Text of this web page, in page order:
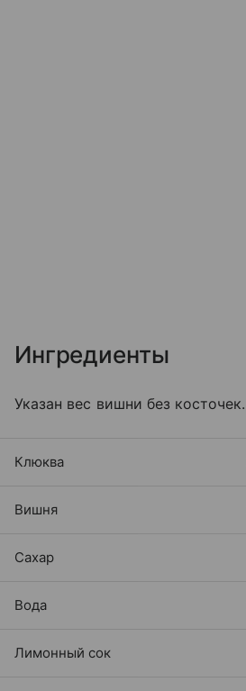
Ингредиенты
Указан вес вишни без косточек.
Клюква
Вишня
Сахар
Вода
Лимонный сок